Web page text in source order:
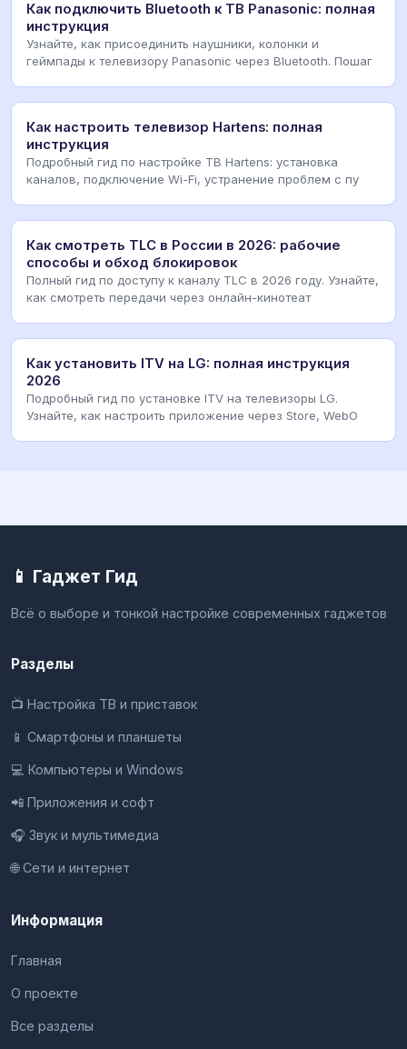
Как подключить Bluetooth к ТВ Panasonic: полная
инструкция
Узнайте, как присоединить наушники, колонки и
геймпады к телевизору Panasonic через Bluetooth. Пошаг
Как настроить телевизор Hartens: полная
инструкция
Подробный гид по настройке ТВ Hartens: установка
каналов, подключение Wi-Fi, устранение проблем с пу
Как смотреть TLC в России в 2026: рабочие
способы и обход блокировок
Полный гид по доступу к каналу TLC в 2026 году. Узнайте,
как смотреть передачи через онлайн-кинотеат
Как установить ITV на LG: полная инструкция
2026
Подробный гид по установке ITV на телевизоры LG.
Узнайте, как настроить приложение через Store, WebO
📱 Гаджет Гид
Всё о выборе и тонкой настройке современных гаджетов
Разделы
📺 Настройка ТВ и приставок
📱 Смартфоны и планшеты
💻 Компьютеры и Windows
📲 Приложения и софт
🎧 Звук и мультимедиа
🌐 Сети и интернет
Информация
Главная
О проекте
Все разделы